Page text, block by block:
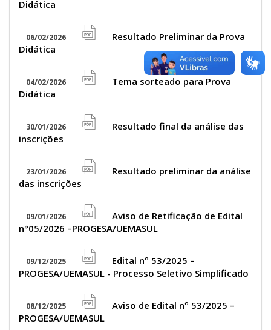
pdf
icon
Didática
06/02/2026
pdf
icon
Resultado Preliminar da Prova
Didática
04/02/2026
pdf
icon
Tema sorteado para Prova
Didática
30/01/2026
pdf
icon
Resultado final da análise das
inscrições
23/01/2026
file
pdf
icon
Resultado preliminar da análise
das inscrições
09/01/2026
file
pdf
icon
Aviso de Retificação de Edital
n°05/2026 –PROGESA/UEMASUL
09/12/2025
file
pdf
icon
Edital nº 53/2025 –
PROGESA/UEMASUL - Processo Seletivo Simplificado
08/12/2025
file
Aviso de Edital nº 53/2025 –
PROGESA/UEMASUL